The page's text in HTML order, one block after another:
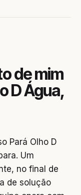
de mim
D Água,
Pará Olho D
Um
no final de
de solução